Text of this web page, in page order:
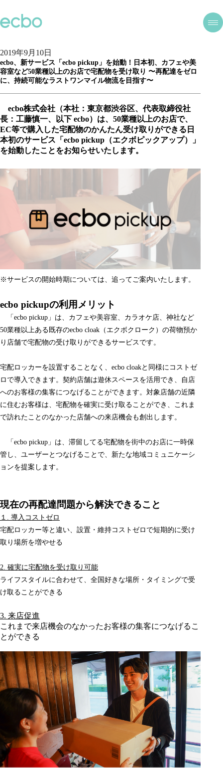
2019年9月10日
ecbo、新サービス「ecbo pickup」を始動！日本初、カフェや美
容室など50業種以上のお店で宅配物を受け取り 〜再配達をゼロ
に、持続可能なラストワンマイル物流を目指す〜
ecbo株式会社（本社：東京都渋谷区、代表取締役社
長：工藤慎一、以下 ecbo）は、50業種以上のお店で、
EC等で購入した宅配物のかんたん受け取りができる日
本初のサービス「ecbo pickup（エクボピックアップ）」
を始動したことをお知らせいたします。
※サービスの開始時期については、追ってご案内いたします。
ecbo pickupの利用メリット
「ecbo pickup」は、カフェや美容室、カラオケ店、神社など
50業種以上ある既存のecbo cloak（エクボクローク）の荷物預か
り店舗で宅配物の受け取りができるサービスです。
宅配ロッカーを設置することなく、ecbo cloakと同様にコストゼ
ロで導入できます。契約店舗は遊休スペースを活用でき、自店
へのお客様の集客につなげることができます。対象店舗の近隣
に住むお客様は、宅配物を確実に受け取ることができ、これま
で訪れたことのなかった店舗への来店機会も創出します。
「ecbo pickup」は、滞留してる宅配物を街中のお店に一時保
管し、ユーザーとつなげることで、新たな地域コミュニケーシ
ョンを提案します。
現在の再配達問題から解決できること
１. 導入コストゼロ
宅配ロッカー等と違い、設置・維持コストゼロで短期的に受け
取り場所を増やせる
2. 確実に宅配物を受け取り可能
ライフスタイルに合わせて、全国好きな場所・タイミングで受
け取ることができる
3. 来店促進
これまで来店機会のなかったお客様の集客につなげるこ
とができる